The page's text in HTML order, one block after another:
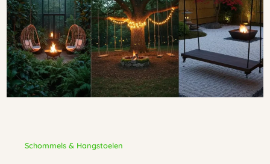
Schommels & Hangstoelen